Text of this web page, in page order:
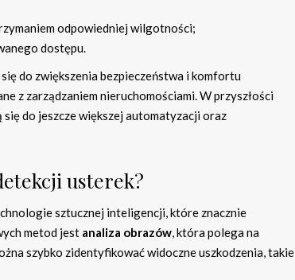
odpowiedniej wilgotności;
dostępu.
do zwiększenia bezpieczeństwa i komfortu
z zarządzaniem nieruchomościami. W przyszłości
do jeszcze większej automatyzacji oraz
usterek?
sztucznej inteligencji, które znacznie
metod jest analiza obrazów, która polega na
szybko zidentyfikować widoczne uszkodzenia, takie